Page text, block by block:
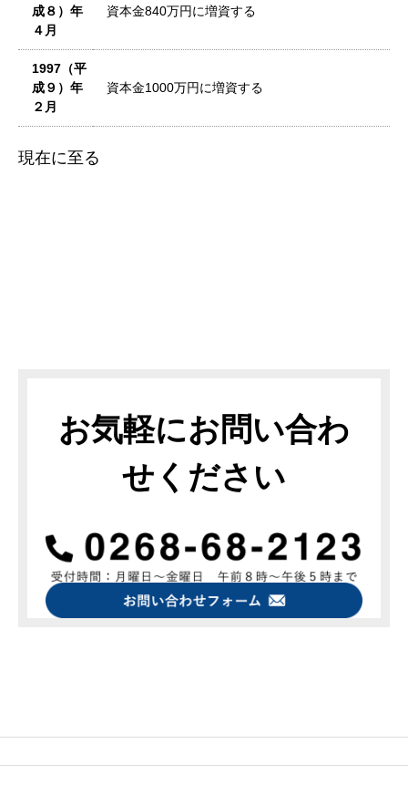
成８）年
４月
資本金840万円に増資する
1997（平
成９）年
２月
資本金1000万円に増資する
現在に至る
お気軽にお問い合わ
せください